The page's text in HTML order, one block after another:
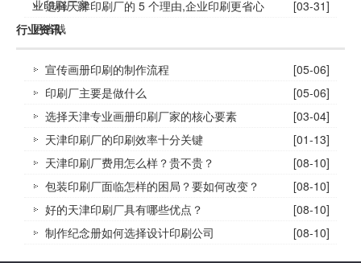
业印刷厂家
选择天津印刷厂的 5 个理由,企业印刷更省心
更省钱
[03-31]
行业资讯
宣传画册印刷的制作流程
[05-06]
印刷厂主要是做什么
[05-06]
选择天津专业画册印刷厂家的核心要素
[03-04]
天津印刷厂的印刷效率十分关键
[01-13]
天津印刷厂费用怎么样？贵不贵？
[08-10]
包装印刷厂面临怎样的困局？要如何改变？
[08-10]
好的天津印刷厂具有哪些优点？
[08-10]
制作纪念册如何选择设计印刷公司
[08-10]